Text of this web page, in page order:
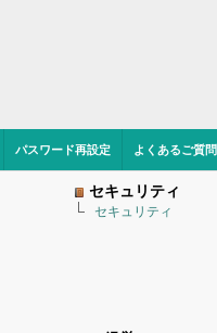
パスワード再設定 よくあるご質問
セキュリティ
セキュリティ